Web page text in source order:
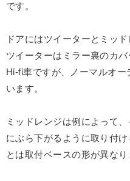
です。
ドアにはツイーターとミッ
ツイーターはミラー裏のカ
Hi-fi車ですが、ノーマルオ
います。
ミッドレンジは例によって
にぶら下がるように取り付
とは取付ベースの形が異なり